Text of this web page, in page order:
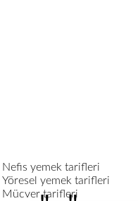
Nefis yemek tarifleri
Yöresel yemek tarifleri
Mücver tarifleri